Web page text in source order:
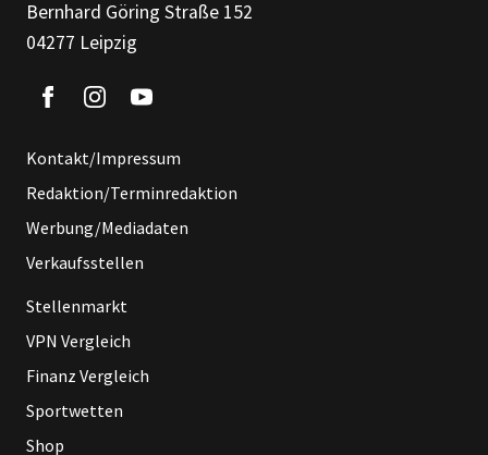
Bernhard Göring Straße 152
04277 Leipzig
Kontakt/Impressum
Redaktion/Terminredaktion
Werbung/Mediadaten
Verkaufsstellen
Stellenmarkt
VPN Vergleich
Finanz Vergleich
Sportwetten
Shop